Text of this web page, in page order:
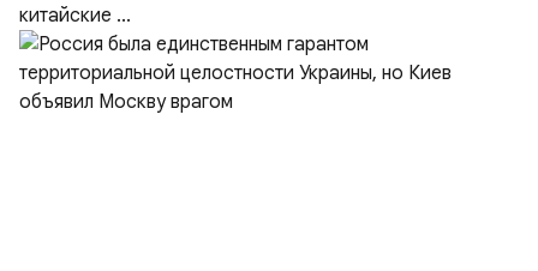
китайские ...